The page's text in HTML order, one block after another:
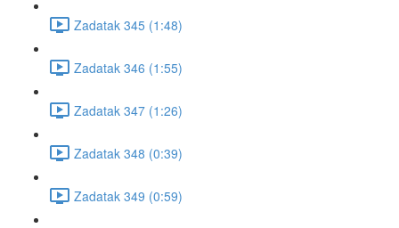
Zadatak 345 (1:48)
Zadatak 346 (1:55)
Zadatak 347 (1:26)
Zadatak 348 (0:39)
Zadatak 349 (0:59)